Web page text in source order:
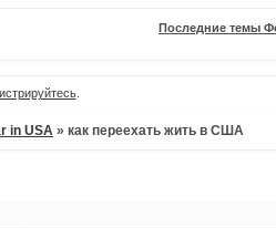
Последние темы
.
in USA »как переехать жить в США